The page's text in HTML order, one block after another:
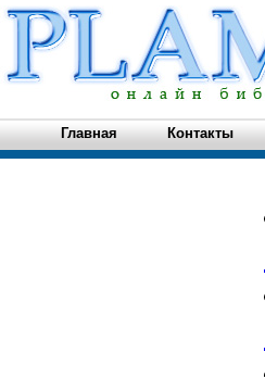
Главная Контакты